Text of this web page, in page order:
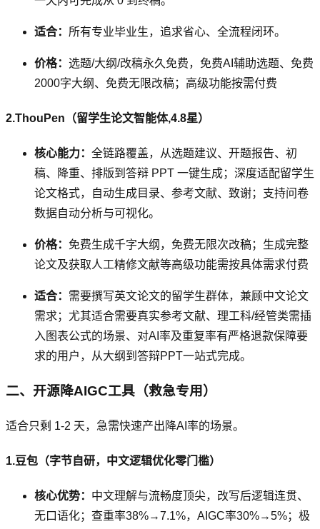
适合： 所有专业毕业生，追求省心、全流程闭环。
价格： 选题/大纲/改稿永久免费，免费AI辅助选题、免费
2000字大纲、免费无限改稿；高级功能按需付费
2.ThouPen（留学生论文智能体,4.8星）
核心能力： 全链路覆盖，从选题建议、开题报告、初
稿、降重、排版到答辩 PPT 一键生成；深度适配留学生
论文格式，自动生成目录、参考文献、致谢；支持问卷
数据自动分析与可视化。
价格： 免费生成千字大纲，免费无限次改稿；生成完整
论文及获取人工精修文献等高级功能需按具体需求付费
适合： 需要撰写英文论文的留学生群体，兼顾中文论文
需求；尤其适合需要真实参考文献、理工科/经管类需插
入图表公式的场景、对AI率及重复率有严格退款保障要
求的用户，从大纲到答辩PPT一站式完成。
二、开源降AIGC工具（救急专用）
适合只剩 1-2 天，急需快速产出降AI率的场景。
1.豆包（字节自研，中文逻辑优化零门槛）
核心优势： 中文理解与流畅度顶尖，改写后逻辑连贯、
无口语化；查重率38%→7.1%，AIGC率30%→5%；极